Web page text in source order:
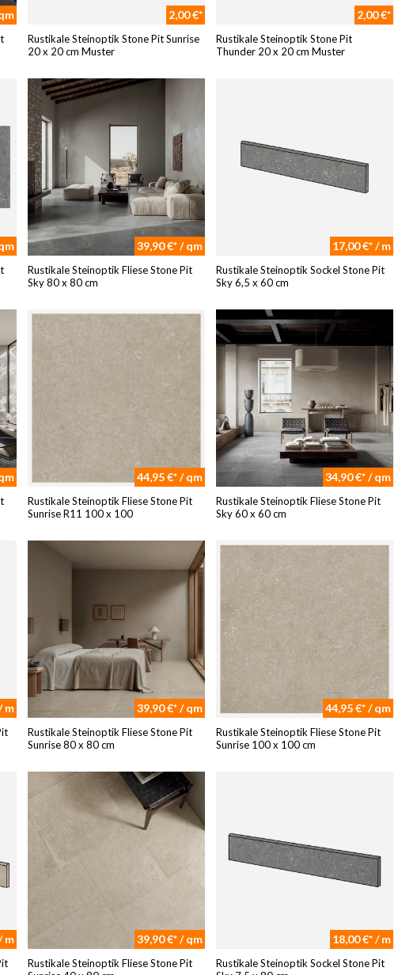
2,00 €*
Rustikale Steinoptik Stone Pit Sunrise
20 x 20 cm Muster
2,00 €*
Rustikale Steinoptik Stone Pit
Thunder 20 x 20 cm Muster
39,90 €* / qm
Rustikale Steinoptik Fliese Stone Pit
Sky 80 x 80 cm
17,00 €* / m
Rustikale Steinoptik Sockel Stone Pit
Sky 6,5 x 60 cm
44,95 €* / qm
Rustikale Steinoptik Fliese Stone Pit
Sunrise R11 100 x 100
34,90 €* / qm
Rustikale Steinoptik Fliese Stone Pit
Sky 60 x 60 cm
m 39,90 €* / qm
Rustikale Steinoptik Fliese Stone Pit
Sunrise 80 x 80 cm
44,95 €* / qm
Rustikale Steinoptik Fliese Stone Pit
Sunrise 100 x 100 cm
m 39,90 €* / qm
Rustikale Steinoptik Fliese Stone Pit
18,00 €* / m
Rustikale Steinoptik Sockel Stone Pit